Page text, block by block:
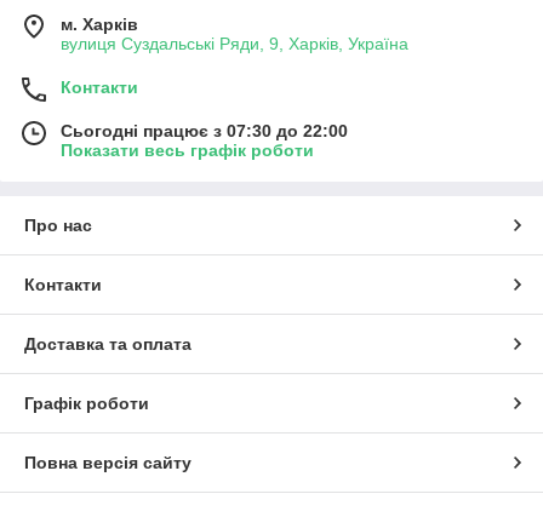
м. Харків
вулиця Суздальські Ряди, 9, Харків, Україна
Контакти
Сьогодні працює з 07:30 до 22:00
Показати весь графік роботи
Про нас
Контакти
Доставка та оплата
Графік роботи
Повна версія сайту